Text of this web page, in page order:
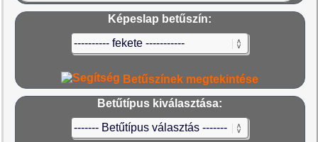
Képeslap betűszín:
Betűszínek megtekintése
Betűtípus kiválasztása: